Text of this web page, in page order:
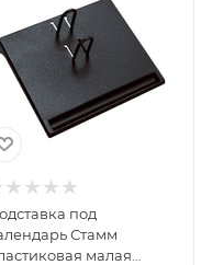
под
Стамм
малая